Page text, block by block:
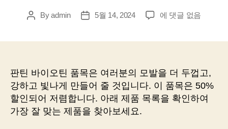
PostByadmin
Post5월 14, 2024
판
틴
으
로
빛
에 댓글 없음
판틴 바이오틴 품목은 여러분의 모발을 더 두껍고,
강하고 빛나게 만들어 줄 것입니다. 이 품목은 50%
할인되어 저렴합니다. 아래 제품 목록을 확인하여
가장 잘 맞는 제품을 찾아보세요.